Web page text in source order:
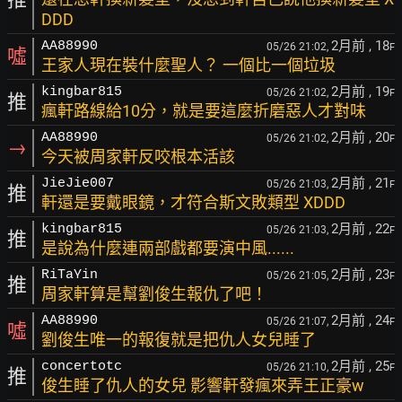
DDD
噓 AA88990 05/26 21:02, 2月前 , 18F
王家人現在裝什麼聖人？ 一個比一個垃圾
推 kingbar815 05/26 21:02, 2月前 , 19F
瘋軒路線給10分，就是要這麼折磨惡人才對味
→ AA88990 05/26 21:02, 2月前 , 20F
今天被周家軒反咬根本活該
推 JieJie007 05/26 21:03, 2月前 , 21 F
軒還是要戴眼鏡，才符合斯文敗類型 XDDD
推 kingbar815 05/26 21:03, 2月前 , 22F
是說為什麼連兩部戲都要演中風......
推 RiTaYin 05/26 21:05, 2月前 , 23F
周家軒算是幫劉俊生報仇了吧！
噓 AA88990 05/26 21:07, 2月前 , 24F
劉俊生唯一的報復就是把仇人女兒睡了
推 concertotc 05/26 21:10, 2月前 , 25F
俊生睡了仇人的女兒 影響軒發瘋來弄王正豪w